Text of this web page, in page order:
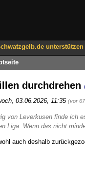
unterstützen
durchdrehen
03.06.2026, 11:35 (vor
von Leverkusen finde ich
Liga. Wenn das nicht
auch deshalb